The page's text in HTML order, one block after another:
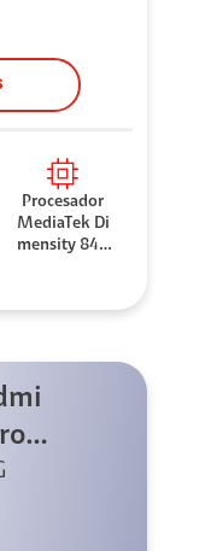
Procesador
MediaTek Di
mensity 840